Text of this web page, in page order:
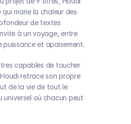
marie la chaleur des
de textes
à un voyage, entre
et apaisement.
capables de toucher
retrace son propre
de la vie de tout le
universel où chacun peut